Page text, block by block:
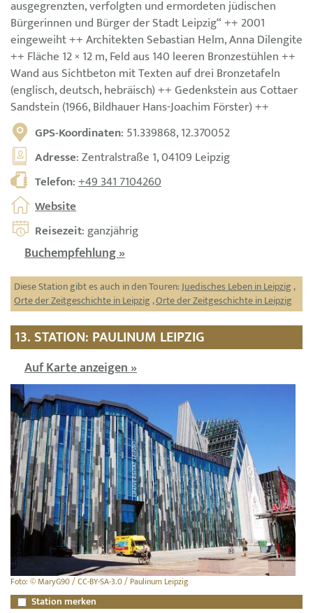
ausgegrenzten, verfolgten und ermordeten jüdischen
Bürgerinnen und Bürger der Stadt Leipzig“ ++ 2001
eingeweiht ++ Architekten Sebastian Helm, Anna Dilengite
++ Fläche 12 × 12 m, Feld aus 140 leeren Bronzestühlen ++
Wand aus Sichtbeton mit Texten auf drei Bronzetafeln
(englisch, deutsch, hebräisch) ++ Gedenkstein aus Cottaer
Sandstein (1966, Bildhauer Hans-Joachim Förster) ++
GPS-Koordinaten: 51.339868, 12.370052
Adresse: Zentralstraße 1, 04109 Leipzig
Telefon:+49 341 7104260
Website
Reisezeit: ganzjährig
Buchempfehlung »
Diese Station gibt es auch in den Touren:Juedisches Leben in Leipzig ,
Orte der Zeitgeschichte in Leipzig ,Orte der Zeitgeschichte in Leipzig
13. STATION: PAULINUM LEIPZIG
Auf Karte anzeigen »
Foto: © MaryG90 / CC-BY-SA-3.0 / Paulinum Leipzig
Station merken